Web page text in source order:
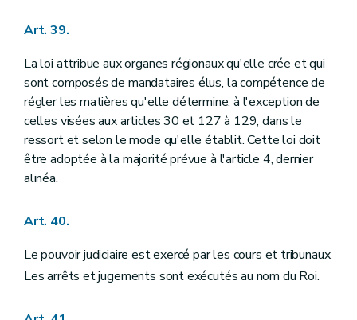
Art. 39.
La loi attribue aux organes régionaux qu'elle crée et qui
sont composés de mandataires élus, la compétence de
régler les matières qu'elle détermine, à l'exception de
celles visées aux articles 30 et 127 à 129, dans le
ressort et selon le mode qu'elle établit. Cette loi doit
être adoptée à la majorité prévue à l'article 4, dernier
alinéa.
Art. 40.
Le pouvoir judiciaire est exercé par les cours et tribunaux.
Les arrêts et jugements sont exécutés au nom du Roi.